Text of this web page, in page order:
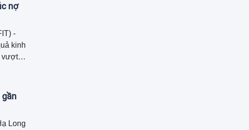
nợ
-
kinh
vượt
gần
Long